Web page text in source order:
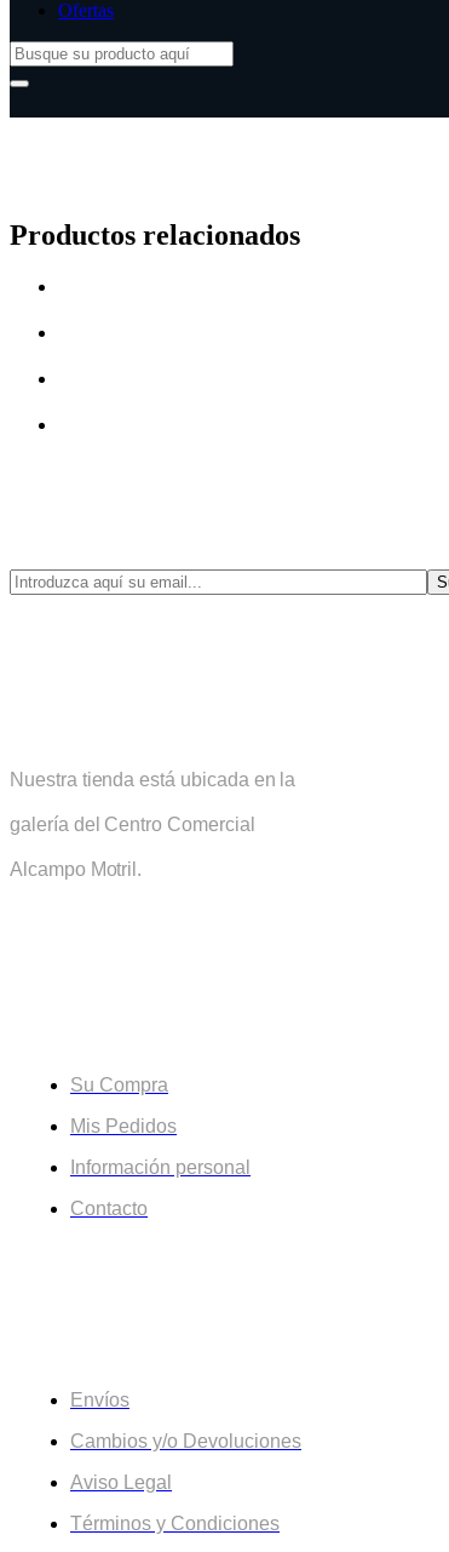
Ofertas
Productos relacionados
Nuestra tienda está ubicada en la
galería del Centro Comercial
Alcampo Motril.
Su Compra
Mis Pedidos
Información personal
Contacto
Envíos
Cambios y/o Devoluciones
Aviso Legal
Términos y Condiciones